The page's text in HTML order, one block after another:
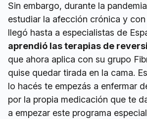
Sin embargo, durante la
estudiar la afección crónica y
llegó hasta a especialistas de
aprendió las terapias de
que ahora aplica con su grupo
quise quedar tirada en la cama.
lo hacés te empezás a enfermar
por la propia medicación que te
a empezar este programa